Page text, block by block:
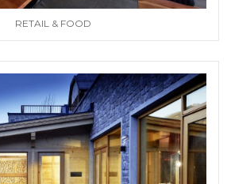
RETAIL & FOOD